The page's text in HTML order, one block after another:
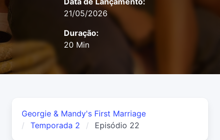
21/05/2026
Duração:
20 Min
Georgie & Mandy's First Marriage
Temporada 2
Episódio 22